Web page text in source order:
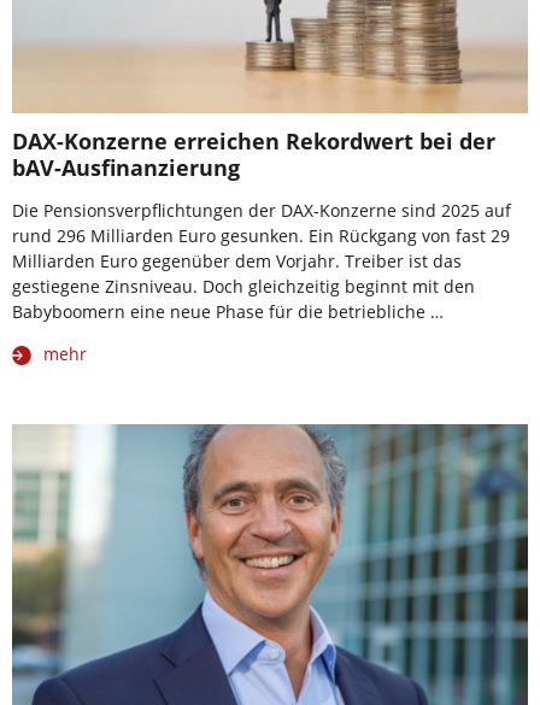
DAX-Konzerne erreichen Rekordwert bei der
bAV-Ausfinanzierung
Die Pensionsverpflichtungen der DAX-Konzerne sind 2025 auf
rund 296 Milliarden Euro gesunken. Ein Rückgang von fast 29
Milliarden Euro gegenüber dem Vorjahr. Treiber ist das
gestiegene Zinsniveau. Doch gleichzeitig beginnt mit den
Babyboomern eine neue Phase für die betriebliche …
mehr